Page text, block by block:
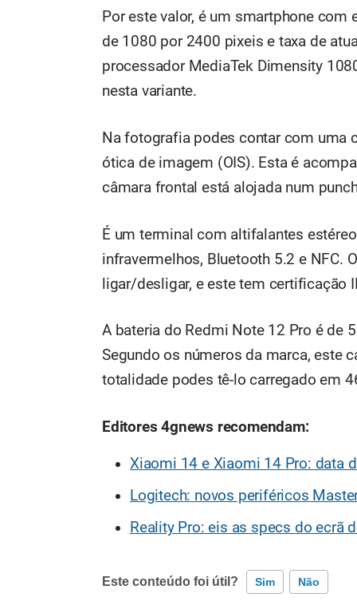
Por este valor, é um smartphone
de 1080 por 2400 pixeis e taxa de
processador MediaTek Dimensity
nesta variante.
Na fotografia podes contar com uma
ótica de imagem (OIS). Esta é
câmara frontal está alojada num
É um terminal com altifalantes
infravermelhos, Bluetooth 5.2 e NFC.
ligar/desligar, e este tem certificação
A bateria do Redmi Note 12 Pro é de
Segundo os números da marca, este
totalidade podes tê-lo carregado em
Editores 4gnews recomendam:
Xiaomi 14 e Xiaomi 14 Pro: data
Logitech: novos periféricos
Reality Pro: eis as specs do ecrã
Este conteúdo foi útil? Sim Não